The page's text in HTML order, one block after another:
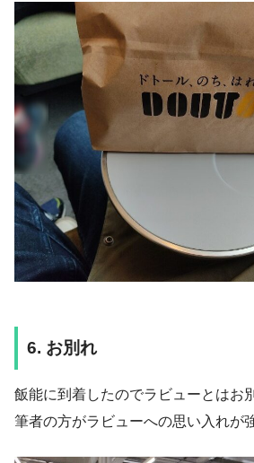
6. お別れ
飯能に到着したのでラビューとはお
筆者の方がラビューへの思い入れが